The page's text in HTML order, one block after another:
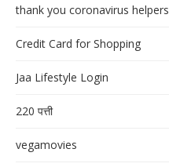
thank you coronavirus helpers
Credit Card for Shopping
Jaa Lifestyle Login
220 पत्ती
vegamovies